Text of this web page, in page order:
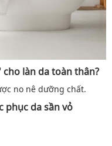
làn da toàn thân?
no nê dưỡng chất.
phục da sần vỏ